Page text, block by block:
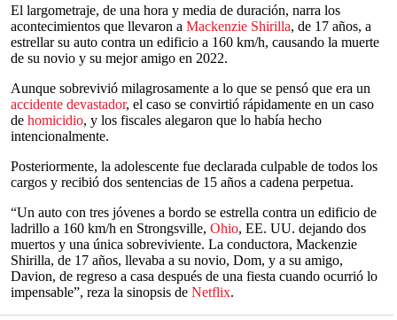
El largometraje, de una hora y media de duración, narra los
acontecimientos que llevaron a Mackenzie Shirilla, de 17 años, a
estrellar su auto contra un edificio a 160 km/h, causando la muerte
de su novio y su mejor amigo en 2022.
Aunque sobrevivió milagrosamente a lo que se pensó que era un
accidente devastador, el caso se convirtió rápidamente en un caso
de homicidio, y los fiscales alegaron que lo había hecho
intencionalmente.
Posteriormente, la adolescente fue declarada culpable de todos los
cargos y recibió dos sentencias de 15 años a cadena perpetua.
“Un auto con tres jóvenes a bordo se estrella contra un edificio de
ladrillo a 160 km/h en Strongsville, Ohio, EE. UU. dejando dos
muertos y una única sobreviviente. La conductora, Mackenzie
Shirilla, de 17 años, llevaba a su novio, Dom, y a su amigo,
Davion, de regreso a casa después de una fiesta cuando ocurrió lo
impensable”, reza la sinopsis de Netflix.